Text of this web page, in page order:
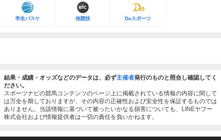
学生バスケ 他競技 Doスポーツ
結果・成績・オッズなどのデータは、必ず主催者発行のものと照合し確認してく
ださい。
スポーツナビの競馬コンテンツのページ上に掲載されている情報の内容に関して
は万全を期しておりますが、その内容の正確性および安全性を保証するものでは
ありません。当該情報に基づいて被ったいかなる損害についても、LINEヤフー
株式会社および情報提供者は一切の責任を負いかねます。